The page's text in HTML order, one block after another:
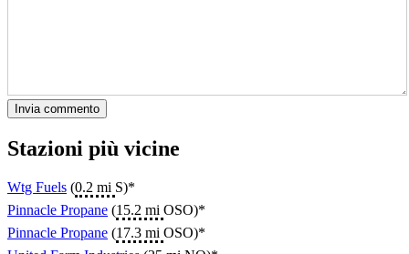
Stazioni più vicine
Wtg Fuels (0.2 mi S)*
Pinnacle Propane (15.2 mi OSO)*
Pinnacle Propane (17.3 mi OSO)*